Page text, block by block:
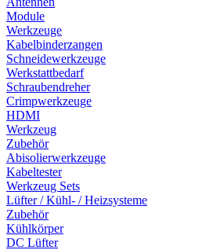
Module
Werkzeuge
Kabelbinderzangen
Schneidewerkzeuge
Werkstattbedarf
Schraubendreher
Crimpwerkzeuge
HDMI
Werkzeug
Zubehör
Abisolierwerkzeuge
Kabeltester
Werkzeug Sets
Lüfter / Kühl- / Heizsysteme
Zubehör
Kühlkörper
DC Lüfter